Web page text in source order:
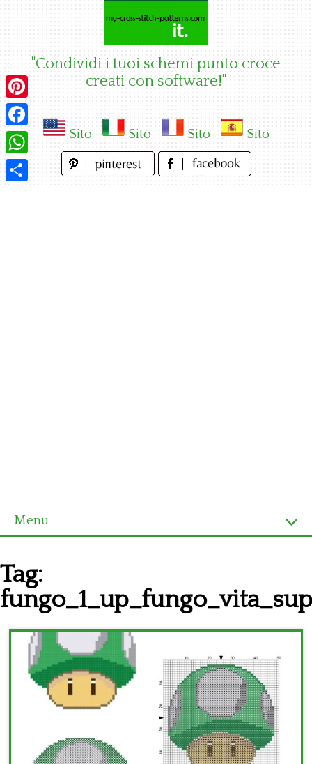
"Condividi i tuoi schemi punto croce
creati con software!"
Sito Sito Sito Sito
Menu
Ultimi schemi
Alfabeto
Bambini
Disney
Tag:
Pinterest
Facebook
WhatsApp